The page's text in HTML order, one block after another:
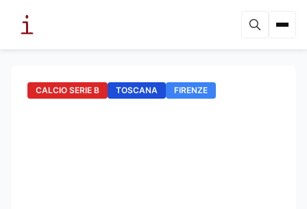
CALCIO SERIE B TOSCANA FIRENZE